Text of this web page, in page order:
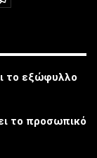
το εξώφυλλο
το προσωπικό